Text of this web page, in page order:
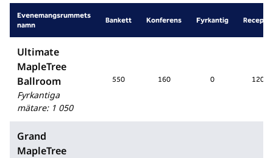
Evenemangsrummets
namn
Bankett Konferens Fyrkantig
Ultimate
MapleTree
Ballroom
Fyrkantiga
mätare: 1 050
550 160 0 1200
Grand
MapleTree